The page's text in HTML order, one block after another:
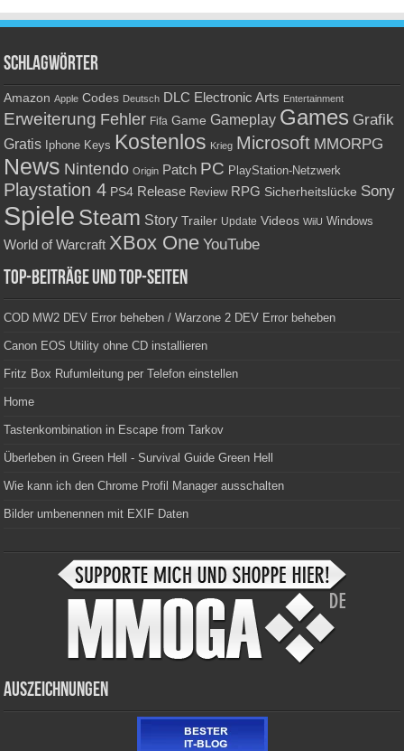
Schlagwörter
Amazon Apple Codes Deutsch DLC Electronic Arts Entertainment
Erweiterung Fehler Fifa Game Gameplay Games Grafik
Gratis Iphone Keys Kostenlos Krieg Microsoft MMORPG
News Nintendo Origin Patch PC PlayStation-Netzwerk
Playstation 4 PS4 Release Review RPG Sicherheitslücke Sony
Spiele Steam Story Trailer Update Videos WiiU Windows
World of Warcraft XBox One YouTube
Top-Beiträge und Top-Seiten
COD MW2 DEV Error beheben / Warzone 2 DEV Error beheben
Canon EOS Utility ohne CD installieren
Fritz Box Rufumleitung per Telefon einstellen
Home
Tastenkombination in Escape from Tarkov
Überleben in Green Hell - Survival Guide Green Hell
Wie kann ich den Chrome Profil Manager ausschalten
Bilder umbenennen mit EXIF Daten
Auszeichnungen